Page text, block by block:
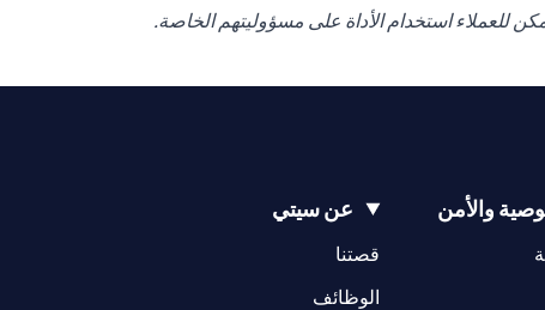
للعملاء استخدام الأداة على مسؤوليتهم الخاصة.
والأمن
opens in a new tab
عن سيتي
قصتناopens in a new tab
الوظائفopens in a new tab